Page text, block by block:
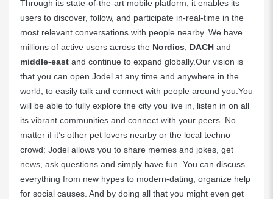
Through its state-of-the-art mobile platform, it enables its
users to discover, follow, and participate in-real-time in the
most relevant conversations with people nearby. We have
millions of active users across the Nordics DACH and
middle-east and continue to expand globally.Our vision is
that you can open Jodel at any time and anywhere in the
world, to easily talk and connect with people around you.You
will be able to fully explore the city you live in, listen in on all
its vibrant communities and connect with your peers. No
matter if it’s other pet lovers nearby or the local techno
crowd: Jodel allows you to share memes and jokes, get
news, ask questions and simply have fun. You can discuss
everything from new hypes to modern-dating, organize help
for social causes. And by doing all that you might even get